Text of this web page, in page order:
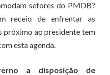
setores do PMDB?
receio de enfrentar as
próximo ao presidente tem
esta agenda.
a disposição de